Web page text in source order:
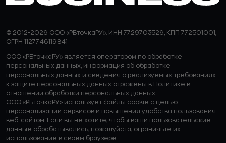
© 2012-2026 ООО «РБточкаРУ». ИНН 7729703526, КПП 772501001,
ОГРН 1127746119841
ООО «РБточкаРУ» является оператором по обработке
персональных данных, информация об обработке
персональных данных и сведения о реализуемых требованиях
к защите персональных данных отражены в
Политике в
отношении обработки персональных данных.
ООО «РБточкаРУ» использует файлы cookie с целью
персонализации сервисов и повышения удобства пользования
веб-сайтом. Если вы не хотите, чтобы ваши пользовательские
данные обрабатывались, пожалуйста, ограничьте их
использование в своём браузере.